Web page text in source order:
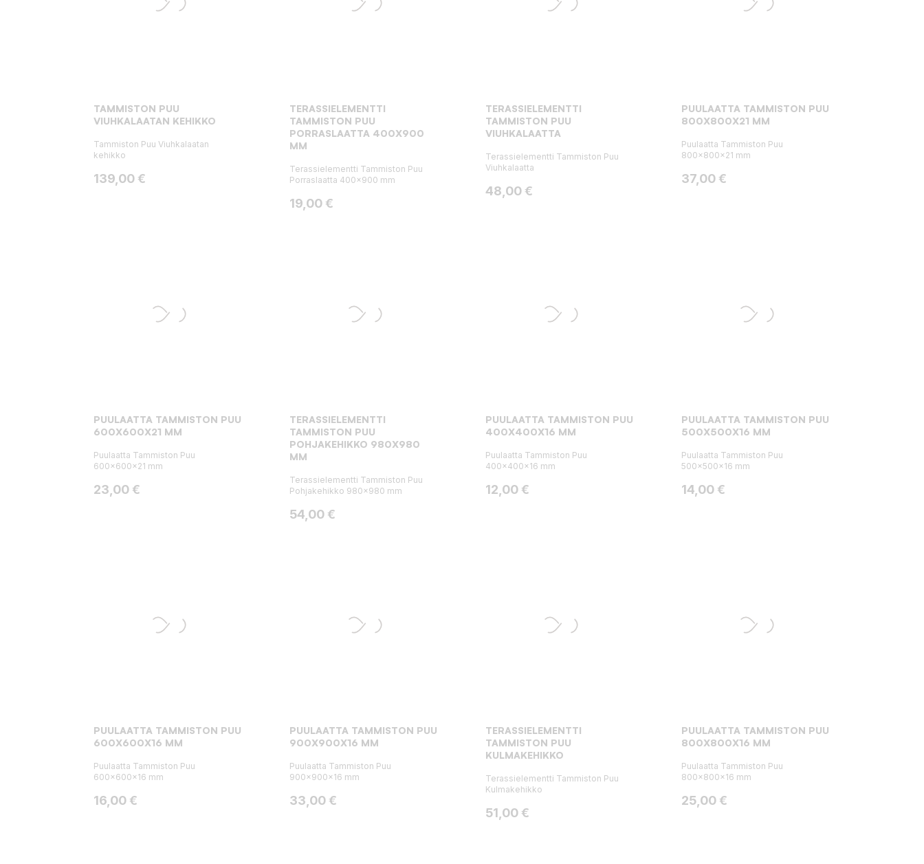
TAMMISTON PUU
VIUHKALAATAN KEHIKKO
Tammiston Puu Viuhkalaatan
kehikko
Hinta
139,00 €
TERASSIELEMENTTI
TAMMISTON PUU
PORRASLAATTA 400X900
MM
Terassielementti Tammiston Puu
Porraslaatta 400x900 mm
Hinta
19,00 €
TERASSIELEMENTTI
TAMMISTON PUU
VIUHKALAATTA
Terassielementti Tammiston Puu
Viuhkalaatta
Hinta
48,00 €
PUULAATTA TAMMISTON PUU
800X800X21 MM
Puulaatta Tammiston Puu
800x800x21 mm
Hinta
37,00 €
PUULAATTA TAMMISTON PUU
600X600X21 MM
Puulaatta Tammiston Puu
600x600x21 mm
Hinta
23,00 €
TERASSIELEMENTTI
TAMMISTON PUU
POHJAKEHIKKO 980X980
MM
Terassielementti Tammiston Puu
Pohjakehikko 980x980 mm
Hinta
54,00 €
PUULAATTA TAMMISTON PUU
400X400X16 MM
Puulaatta Tammiston Puu
400x400x16 mm
Hinta
12,00 €
PUULAATTA TAMMISTON PUU
500X500X16 MM
Puulaatta Tammiston Puu
500x500x16 mm
Hinta
14,00 €
PUULAATTA TAMMISTON PUU
600X600X16 MM
Puulaatta Tammiston Puu
600x600x16 mm
Hinta
16,00 €
PUULAATTA TAMMISTON PUU
900X900X16 MM
Puulaatta Tammiston Puu
900x900x16 mm
Hinta
33,00 €
TERASSIELEMENTTI
TAMMISTON PUU
KULMAKEHIKKO
Terassielementti Tammiston Puu
Kulmakehikko
Hinta
51,00 €
PUULAATTA TAMMISTON PUU
800X800X16 MM
Puulaatta Tammiston Puu
800x800x16 mm
Hinta
25,00 €